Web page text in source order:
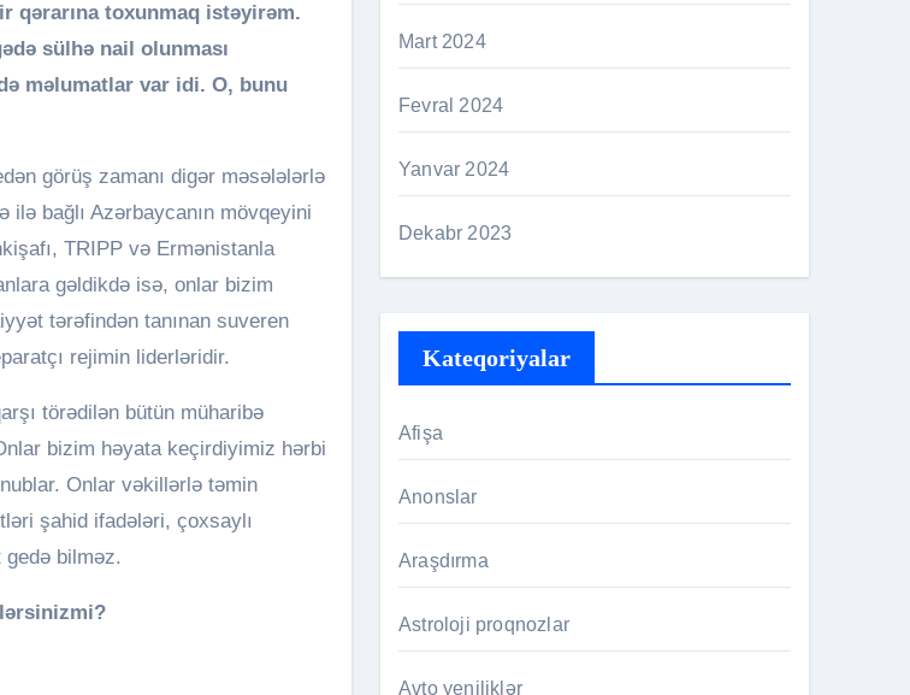
qərarına toxunmaq istəyirəm.
sülhə nail olunması
məlumatlar var idi. O, bunu
görüş zamanı digər məsələlərlə
ilə bağlı Azərbaycanın mövqeyini
TRIPP və Ermənistanla
gəldikdə isə, onlar bizim
tərəfindən tanınan suveren
rejimin liderləridir.
törədilən bütün müharibə
bizim həyata keçirdiyimiz hərbi
Onlar vəkillərlə təmin
şahid ifadələri, çoxsaylı
gedə bilməz.
Mart 2024
Fevral 2024
Yanvar 2024
Dekabr 2023
Kateqoriyalar
Afişa
Anonslar
Araşdırma
Astroloji proqnozlar
Avto yeniliklər